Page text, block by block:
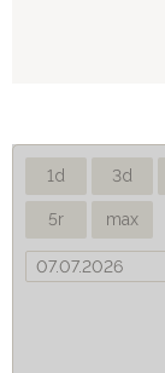
1d 3d
5r max